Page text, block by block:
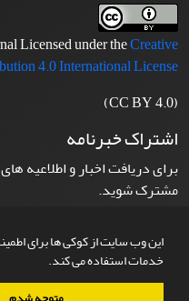
این وب سایت از کوکی ها برای
خدمات استفاده می کند.
Licensed under theCreative
4.0 International License
(CC BY 4.0)
اشتراک خبرنامه
برای دریافت اخبار و اطلاعیه
مشترک شوید.